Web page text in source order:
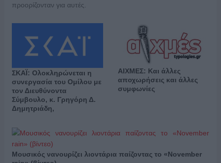
προορίζονταν για αυτές.
ΣΚΑΪ: Ολοκληρώνεται η
συνεργασία του Ομίλου με
τον Διευθύνοντα
Σύμβουλο, κ. Γρηγόρη Δ.
Δημητριάδη,
ΑΙΧΜΕΣ: Και άλλες
αποχωρήσεις και άλλες
συμφωνίες
Μουσικός νανουρίζει λιοντάρια παίζοντας το «November